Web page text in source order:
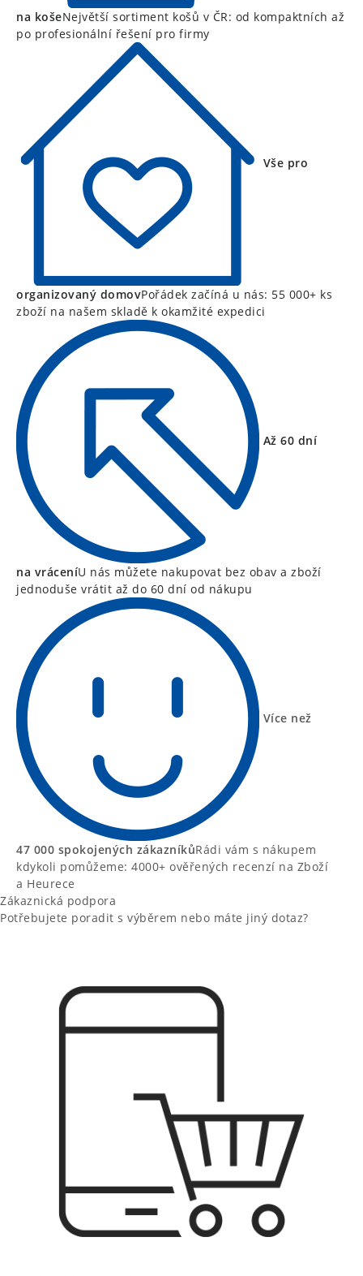
na košeNejvětší sortiment košů v ČR: od kompaktních až
po profesionální řešení pro firmy
Vše pro
organizovaný domovPořádek začíná u nás: 55 000+ ks
zboží na našem skladě k okamžité expedici
Až 60 dní
na vráceníU nás můžete nakupovat bez obav a zboží
jednoduše vrátit až do 60 dní od nákupu
Více než
47 000 spokojených zákazníkůRádi vám s nákupem
kdykoli pomůžeme: 4000+ ověřených recenzí na Zboží
a Heurece
Zákaznická podpora
Potřebujete poradit s výběrem nebo máte jiný dotaz?